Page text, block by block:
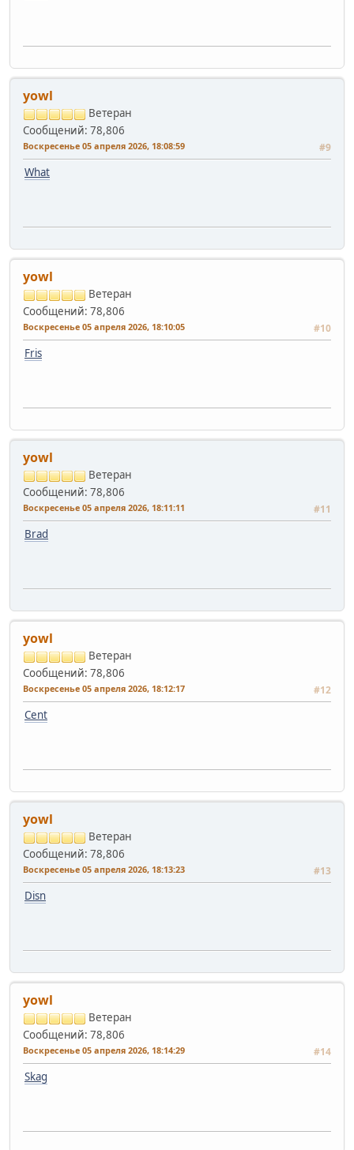
yowl
Ветеран
Сообщений: 78,806
Воскресенье 05 апреля 2026, 18:08:59 #9
What
yowl
Ветеран
Сообщений: 78,806
Воскресенье 05 апреля 2026, 18:10:05 #10
Fris
yowl
Ветеран
Сообщений: 78,806
Воскресенье 05 апреля 2026, 18:11:11 #11
Brad
yowl
Ветеран
Сообщений: 78,806
Воскресенье 05 апреля 2026, 18:12:17 #12
Cent
yowl
Ветеран
Сообщений: 78,806
Воскресенье 05 апреля 2026, 18:13:23 #13
Disn
yowl
Ветеран
Сообщений: 78,806
Воскресенье 05 апреля 2026, 18:14:29 #14
Skag